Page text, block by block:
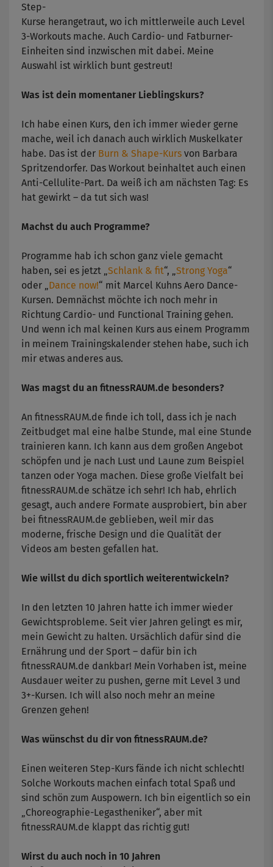
Step-
Kurse herangetraut, wo ich mittlerweile auch Level
3-Workouts mache. Auch Cardio- und Fatburner-
Einheiten sind inzwischen mit dabei. Meine
Auswahl ist wirklich bunt gestreut!
Was ist dein momentaner Lieblingskurs?
Ich habe einen Kurs, den ich immer wieder gerne
mache, weil ich danach auch wirklich Muskelkater
habe. Das ist der Burn & Shape-Kurs von Barbara
Spritzendorfer. Das Workout beinhaltet auch einen
Anti-Cellulite-Part. Da weiß ich am nächsten Tag: Es
hat gewirkt – da tut sich was!
Machst du auch Programme?
Programme hab ich schon ganz viele gemacht
haben, sei es jetzt „ Schlank & fit“, „ Strong Yoga“
oder „ Dance now!“ mit Marcel Kuhns Aero Dance-
Kursen. Demnächst möchte ich noch mehr in
Richtung Cardio- und Functional Training gehen.
Und wenn ich mal keinen Kurs aus einem Programm
in meinem Trainingskalender stehen habe, such ich
mir etwas anderes aus.
Was magst du an fitnessRAUM.de besonders?
An fitnessRAUM.de finde ich toll, dass ich je nach
Zeitbudget mal eine halbe Stunde, mal eine Stunde
trainieren kann. Ich kann aus dem großen Angebot
schöpfen und je nach Lust und Laune zum Beispiel
tanzen oder Yoga machen. Diese große Vielfalt bei
fitnessRAUM.de schätze ich sehr! Ich hab, ehrlich
gesagt, auch andere Formate ausprobiert, bin aber
bei fitnessRAUM.de geblieben, weil mir das
moderne, frische Design und die Qualität der
Videos am besten gefallen hat.
Wie willst du dich sportlich weiterentwickeln?
In den letzten 10 Jahren hatte ich immer wieder
Gewichtsprobleme. Seit vier Jahren gelingt es mir,
mein Gewicht zu halten. Ursächlich dafür sind die
Ernährung und der Sport – dafür bin ich
fitnessRAUM.de dankbar! Mein Vorhaben ist, meine
Ausdauer weiter zu pushen, gerne mit Level 3 und
3+-Kursen. Ich will also noch mehr an meine
Grenzen gehen!
Was wünschst du dir von fitnessRAUM.de?
Einen weiteren Step-Kurs fände ich nicht schlecht!
Solche Workouts machen einfach total Spaß und
sind schön zum Auspowern. Ich bin eigentlich so ein
„Choreographie-Legastheniker“, aber mit
fitnessRAUM.de klappt das richtig gut!
Wirst du auch noch in 10 Jahren